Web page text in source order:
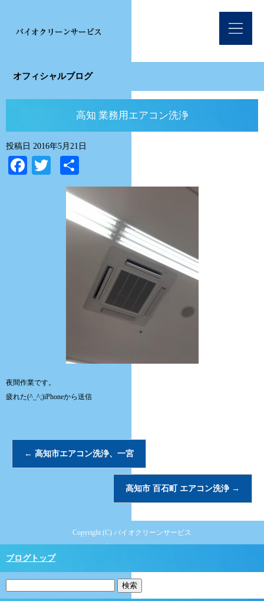
オフィシャルブログ
高知 業務用エアコン洗浄
投稿日 2016年5月21日
Facebook
Twitter
有
夜間作業です。
疲れた(^_^;)iPhoneから送信
← 高知市エアコン洗浄、一宮
高知市 百石町 エアコン洗浄 →
Copyright (C) バイオクリーンサービス
ブログトップ